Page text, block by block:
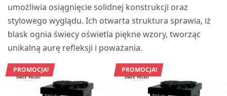
umożliwia osiągnięcie solidnej konstrukcji oraz
stylowego wyglądu. Ich otwarta struktura sprawia, iż
blask ognia świecy oświetla piękne wzory, tworząc
unikalną aurę refleksji i poważania.
PROMOCJA! PROMOCJA!